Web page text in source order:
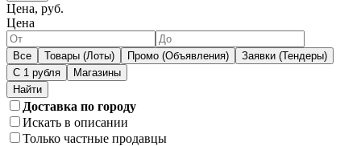
Цена, руб.
Цена
Все Товары (Лоты) Промо (Объявления)
Заявки (Тендеры)
С 1 рубля
Магазины
Доставка по городу
Искать в описании
Только частные продавцы